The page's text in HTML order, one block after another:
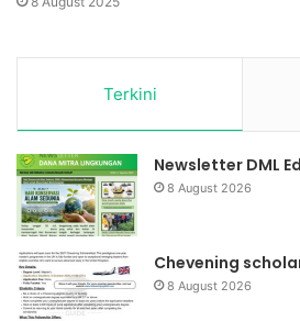
Terkini
Newsletter DML
8 August 2026
Chevening
8 August 2026